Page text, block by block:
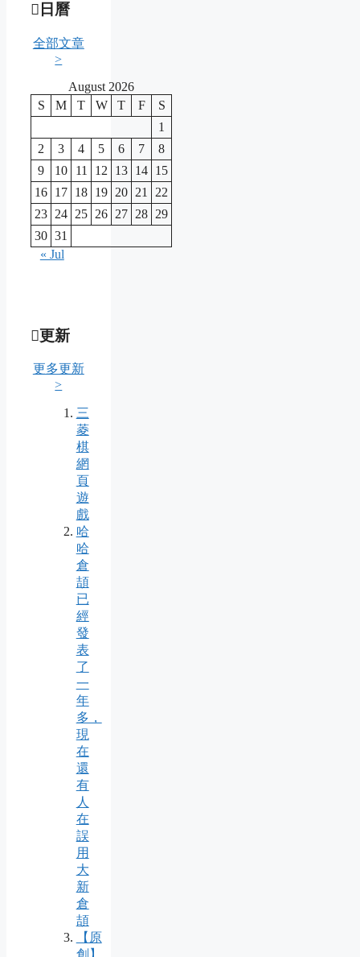
日曆
全部文章
>
August 2026
S
M T W T F
S
1
2
3 4 5 6 7
8
9
10 11 12 13 14 15
16 17 18 19 20 21
22
23 24 25 26 27 28 29
30 31
« Jul
更新
更多更新
>
三
菱
棋
網
頁
遊
戲
哈
哈
倉
頡
已
經
發
表
了
一
年
多，
現
在
還
有
人
在
誤
用
大
新
倉
頡
【原